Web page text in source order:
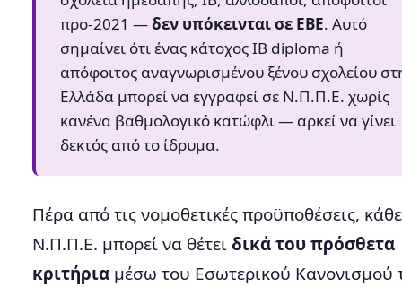
προ-2021 —δεν υπόκεινται σε ΕΒΕ. Αυτό
σημαίνει ότι ένας κάτοχος IB diploma ή
απόφοιτος αναγνωρισμένου ξένου σχολείου
Ελλάδα μπορεί να εγγραφεί σε Ν.Π.Π.Ε. χωρίς
κανένα βαθμολογικό κατώφλι — αρκεί να γίνει
δεκτός από το ίδρυμα.
Πέρα από τις νομοθετικές προϋποθέσεις, κάθε
Ν.Π.Π.Ε. μπορεί να θέτειδικά του πρόσθετα
κριτήρια μέσω του Εσωτερικού Κανονισμού